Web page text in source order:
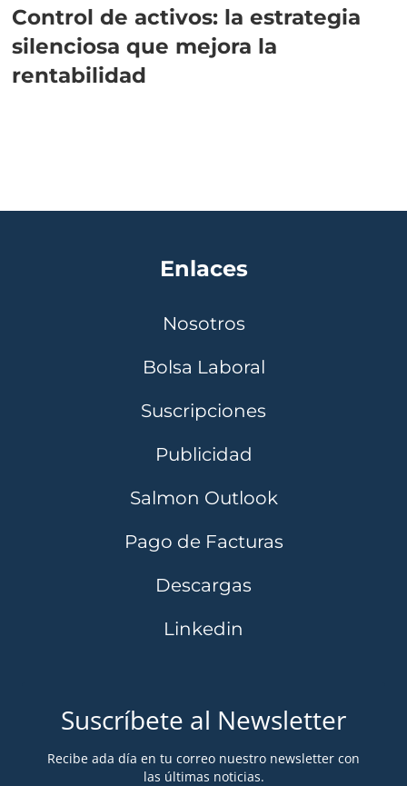
Control de activos: la estrategia
silenciosa que mejora la
rentabilidad
Enlaces
Nosotros
Bolsa Laboral
Suscripciones
Publicidad
Salmon Outlook
Pago de Facturas
Descargas
Linkedin
Suscríbete al Newsletter
Recibe ada día en tu correo nuestro newsletter con
las últimas noticias.